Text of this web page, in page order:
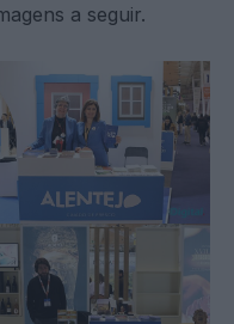
a seguir.